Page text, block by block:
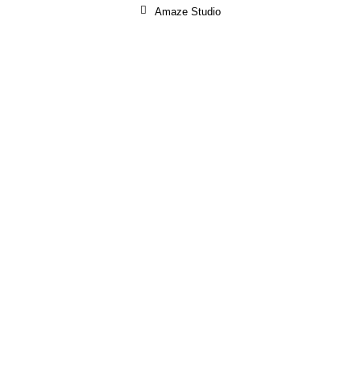
Amaze Studio